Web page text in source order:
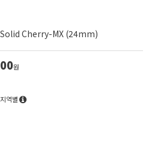
Cherry-MX (24mm)
원
지역별